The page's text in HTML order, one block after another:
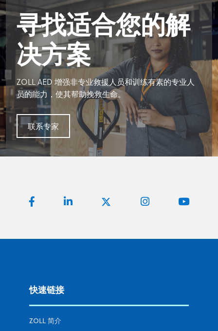
寻找适合您的解
决方案
ZOLL AED 增强非专业救援人员和训练有素的专业人
员的能力，使其帮助挽救生命。
联系专家
快速链接
ZOLL 简介